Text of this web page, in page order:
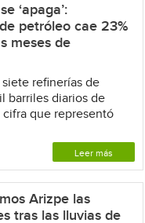
‘apaga’:
petróleo cae 23%
meses de
siete refinerías de
barriles diarios de
que representó
Leer más
Arizpe las
tras las lluvias de